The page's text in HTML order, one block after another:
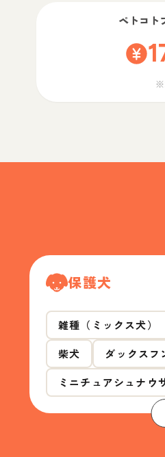
ペトコト
保護犬
雑種（ミックス犬）
柴犬
ダックスフ
ミニチュアシュナウ